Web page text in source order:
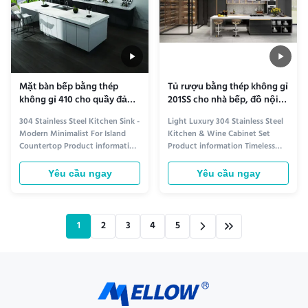
Mặt bàn bếp bằng thép
không gỉ 410 cho quầy đảo
bếp
304 Stainless Steel Kitchen Sink -
Modern Minimalist For Island
Countertop Product information
Elegant Design for Modern
Kitchens Crafted from premium
304 stainless steel, this
aesthetics. Its seamless,
undermount design integrates
Yêu cầu ngay
Tủ rượu bằng thép không gỉ
201SS cho nhà bếp, đồ nội
thất
Light Luxury 304 Stainless Steel
Kitchen & Wine Cabinet Set
Product information Timeless
Elegance for Your Kitchen The
Light Luxury 304 Stainless Steel
Kitchen & Wine Cabinet Set
Crafted from premium 304
stainless steel, this set resists ...
Yêu cầu ngay
1 2 3 4 5